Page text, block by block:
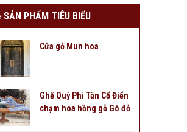
SẢN PHẨM TIÊU BIỂU
Cửa gỗ Mun hoa
Ghế Quý Phi Tân Cổ Điển
chạm hoa hồng gỗ Gõ đỏ